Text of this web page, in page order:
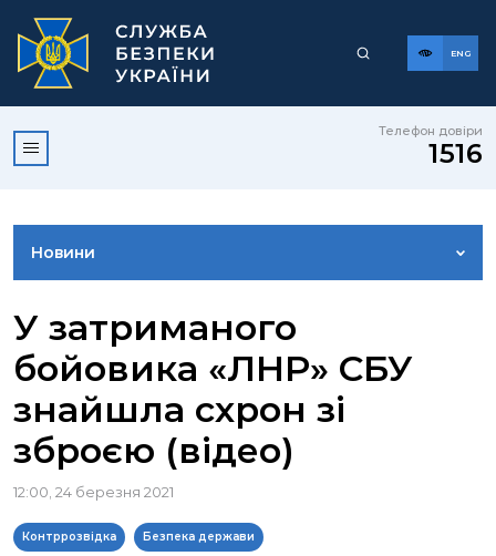
ENG
Телефон довіри
1516
Новини
ВІДЕОГАЛЕРЕЯ
КОНТАКТИ ПРЕСЦЕНТРУ
У затриманого
бойовика «ЛНР» СБУ
знайшла схрон зі
зброєю (відео)
12:00, 24 березня 2021
Контррозвідка Безпека держави